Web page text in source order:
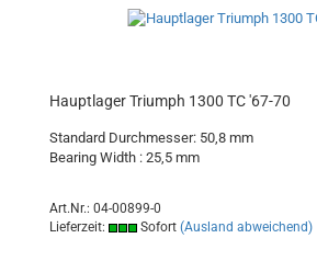
Hauptlager Triumph 1300 TC '67-70
Standard Durchmesser: 50,8 mm
Bearing Width : 25,5 mm
Art.Nr.: 04-00899-0
Lieferzeit:
Sofort (Ausland abweichend)